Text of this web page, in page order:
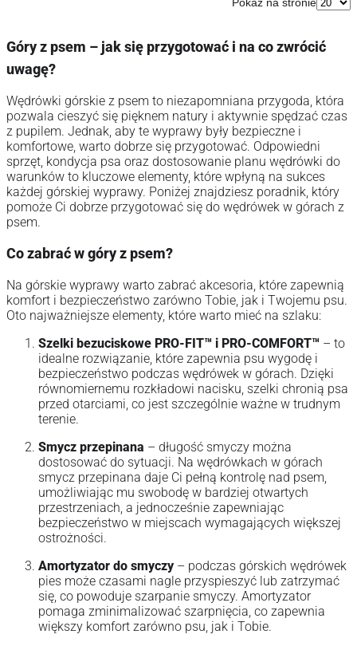
Pokaż na stronie
Góry z psem – jak się przygotować i na co zwrócić
uwagę?
Wędrówki górskie z psem to niezapomniana przygoda, która
pozwala cieszyć się pięknem natury i aktywnie spędzać czas
z pupilem. Jednak, aby te wyprawy były bezpieczne i
komfortowe, warto dobrze się przygotować. Odpowiedni
sprzęt, kondycja psa oraz dostosowanie planu wędrówki do
warunków to kluczowe elementy, które wpłyną na sukces
każdej górskiej wyprawy. Poniżej znajdziesz poradnik, który
pomoże Ci dobrze przygotować się do wędrówek w górach z
psem.
Co zabrać w góry z psem?
Na górskie wyprawy warto zabrać akcesoria, które zapewnią
komfort i bezpieczeństwo zarówno Tobie, jak i Twojemu psu.
Oto najważniejsze elementy, które warto mieć na szlaku:
Szelki bezuciskowe PRO-FIT™ i PRO-COMFORT™ – to
idealne rozwiązanie, które zapewnia psu wygodę i
bezpieczeństwo podczas wędrówek w górach. Dzięki
równomiernemu rozkładowi nacisku, szelki chronią psa
przed otarciami, co jest szczególnie ważne w trudnym
terenie.
Smycz przepinana – długość smyczy można
dostosować do sytuacji. Na wędrówkach w górach
smycz przepinana daje Ci pełną kontrolę nad psem,
umożliwiając mu swobodę w bardziej otwartych
przestrzeniach, a jednocześnie zapewniając
bezpieczeństwo w miejscach wymagających większej
ostrożności.
Amortyzator do smyczy – podczas górskich wędrówek
pies może czasami nagle przyspieszyć lub zatrzymać
się, co powoduje szarpanie smyczy. Amortyzator
pomaga zminimalizować szarpnięcia, co zapewnia
większy komfort zarówno psu, jak i Tobie.